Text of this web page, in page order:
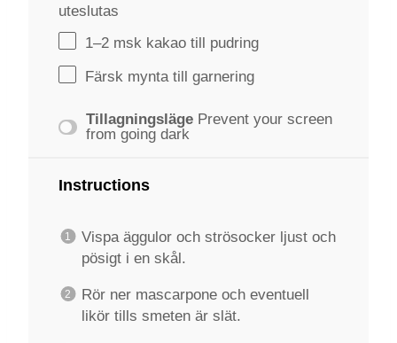
uteslutas
1–2 msk kakao till pudring
Färsk mynta till garnering
Tillagningsläge Prevent your screen
from going dark
Instructions
Vispa äggulor och strösocker ljust och
pösigt i en skål.
Rör ner mascarpone och eventuell
likör tills smeten är slät.